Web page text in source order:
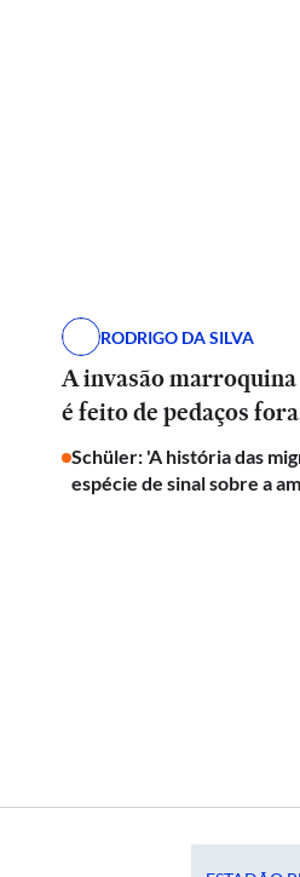
RODRIGO DA SILVA
A invasão
é feito de pedaços
Schüler: 'A história das
espécie de sinal sobre a